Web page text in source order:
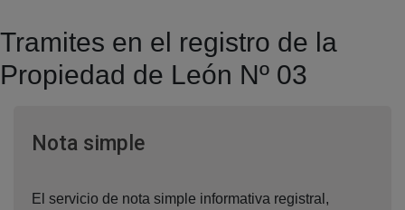
Tramites en el registro de la
Propiedad de León Nº 03
Nota simpleVentana nueva
El servicio de nota simple informativa registral,